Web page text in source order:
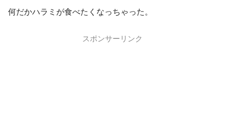
何だかハラミが食べたくなっちゃった。
スポンサーリンク